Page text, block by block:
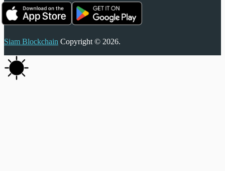
Siam Blockchain Copyright © 2026.